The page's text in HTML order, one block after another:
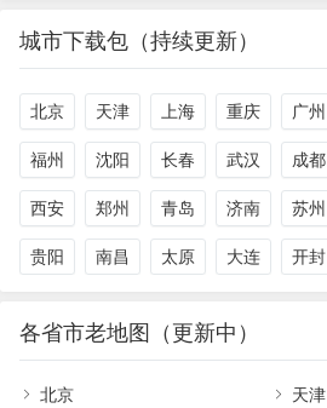
城市下载包（持续更新）
北京 天津 上海 重庆 广州
福州 沈阳 长春 武汉 成都
西安 郑州 青岛 济南 苏州
贵阳 南昌 太原 大连 开封
各省市老地图（更新中）
北京 天津